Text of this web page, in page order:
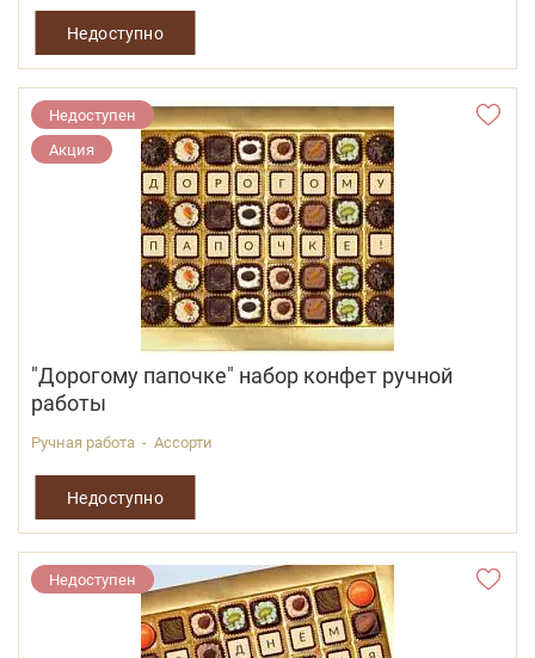
Недоступно
Недоступен
Акция
"Дорогому папочке" набор конфет ручной
работы
Ручная работа - Ассорти
Недоступно
Недоступен